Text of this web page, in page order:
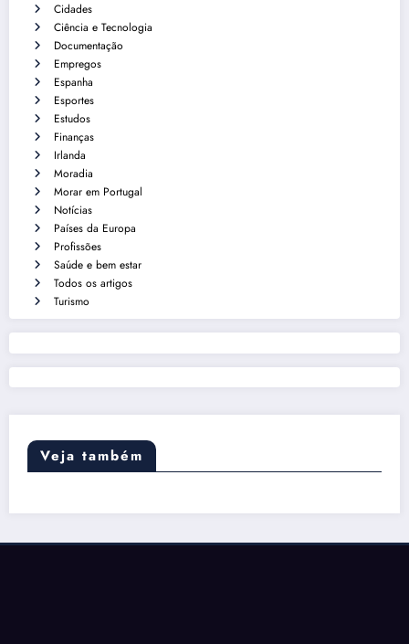
Cidades
Ciência e Tecnologia
Documentação
Empregos
Espanha
Esportes
Estudos
Finanças
Irlanda
Moradia
Morar em Portugal
Notícias
Países da Europa
Profissões
Saúde e bem estar
Todos os artigos
Turismo
Veja também